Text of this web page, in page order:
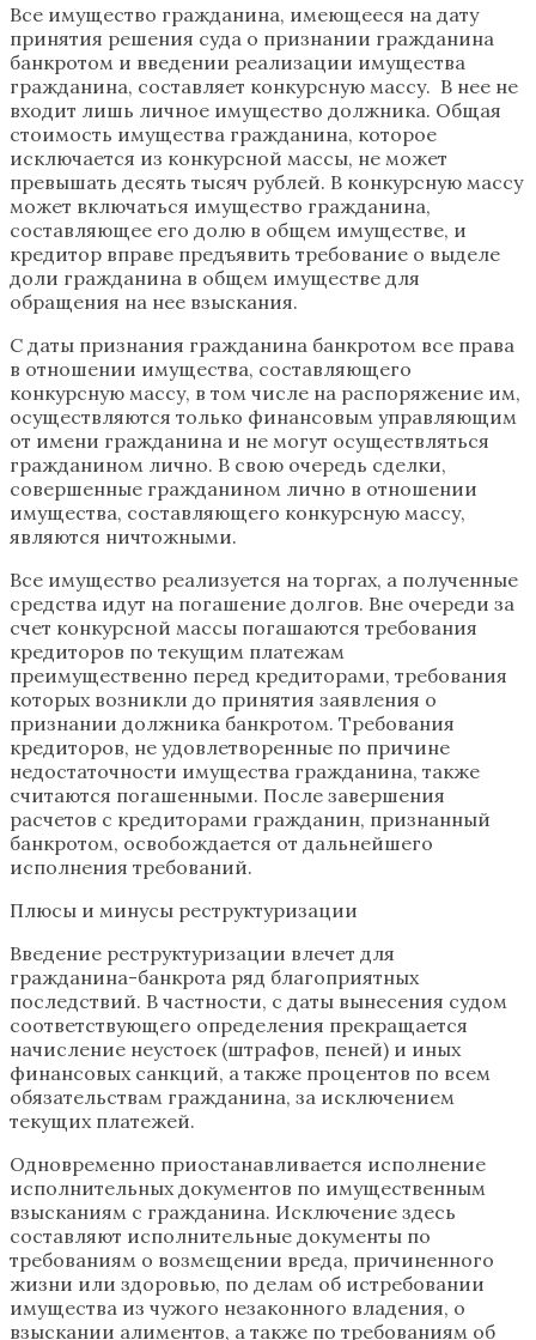
Все имущество гражданина, имеющееся на дату
принятия решения суда о признании гражданина
банкротом и введении реализации имущества
гражданина, составляет конкурсную массу. В нее не
входит лишь личное имущество должника. Общая
стоимость имущества гражданина, которое
исключается из конкурсной массы, не может
превышать десять тысяч рублей. В конкурсную массу
может включаться имущество гражданина,
составляющее его долю в общем имуществе, и
кредитор вправе предъявить требование о выделе
доли гражданина в общем имуществе для
обращения на нее взыскания.
С даты признания гражданина банкротом все права
в отношении имущества, составляющего
конкурсную массу, в том числе на распоряжение им,
осуществляются только финансовым управляющим
от имени гражданина и не могут осуществляться
гражданином лично. В свою очередь сделки,
совершенные гражданином лично в отношении
имущества, составляющего конкурсную массу,
являются ничтожными.
Все имущество реализуется на торгах, а полученные
средства идут на погашение долгов. Вне очереди за
счет конкурсной массы погашаются требования
кредиторов по текущим платежам
преимущественно перед кредиторами, требования
которых возникли до принятия заявления о
признании должника банкротом. Требования
кредиторов, не удовлетворенные по причине
недостаточности имущества гражданина, также
считаются погашенными. После завершения
расчетов с кредиторами гражданин, признанный
банкротом, освобождается от дальнейшего
исполнения требований.
Плюсы и минусы реструктуризации
Введение реструктуризации влечет для
гражданина-банкрота ряд благоприятных
последствий. В частности, с даты вынесения судом
соответствующего определения прекращается
начисление неустоек (штрафов, пеней) и иных
финансовых санкций, а также процентов по всем
обязательствам гражданина, за исключением
текущих платежей.
Одновременно приостанавливается исполнение
исполнительных документов по имущественным
взысканиям с гражданина. Исключение здесь
составляют исполнительные документы по
требованиям о возмещении вреда, причиненного
жизни или здоровью, по делам об истребовании
имущества из чужого незаконного владения, о
взыскании алиментов, а также по требованиям об